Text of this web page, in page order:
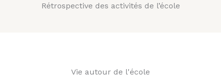
Rétrospective des activités de l’école
Vie autour de l'école